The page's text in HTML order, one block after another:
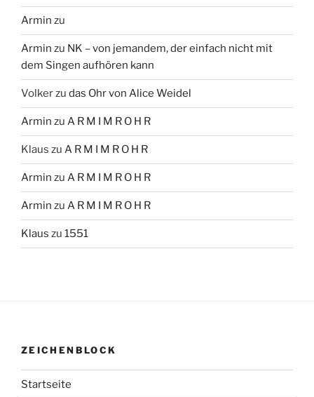
Armin zu
Armin zu NK – von jemandem, der einfach nicht mit
dem Singen aufhören kann
Volkerzu das Ohr von Alice Weidel
Armin zu A R M I M R O H R
Klaus zu A R M I M R O H R
Armin zu A R M I M R O H R
Armin zu A R M I M R O H R
Klaus zu 1551
ZEICHENBLOCK
Startseite